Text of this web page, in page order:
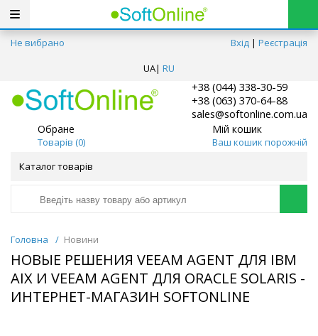
Не вибрано Вхід | Реєстрація
UA| RU
+38 (044) 338-30-59
+38 (063) 370-64-88
sales@softonline.com.ua
Обране
Товарів (0)
Мій кошик
Ваш кошик порожній
Каталог товарів
Головна / Новини
НОВЫЕ РЕШЕНИЯ VEEAM AGENT ДЛЯ IBM
AIX И VEEAM AGENT ДЛЯ ORACLE SOLARIS -
ИНТЕРНЕТ-МАГАЗИН SOFTONLINE